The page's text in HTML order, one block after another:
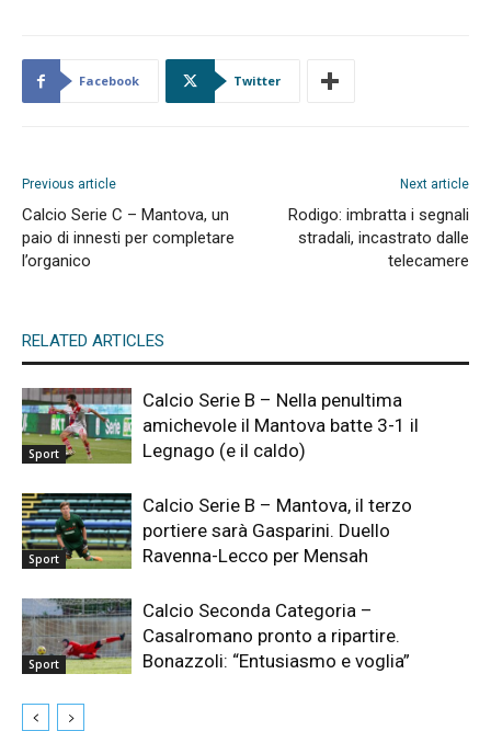
Facebook Twitter
Previous article
Calcio Serie C – Mantova, un
paio di innesti per completare
l’organico
Next article
Rodigo: imbratta i segnali
stradali, incastrato dalle
telecamere
RELATED ARTICLES
Sport
Calcio Serie B – Nella penultima
amichevole il Mantova batte 3-1 il
Legnago (e il caldo)
Sport
Calcio Serie B – Mantova, il terzo
portiere sarà Gasparini. Duello
Ravenna-Lecco per Mensah
Sport
Calcio Seconda Categoria –
Casalromano pronto a ripartire.
Bonazzoli: “Entusiasmo e voglia”